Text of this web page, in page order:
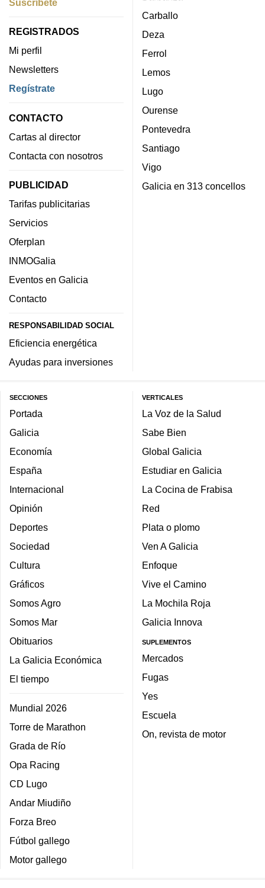
Suscríbete
REGISTRADOS
Mi perfil
Newsletters
Regístrate
CONTACTO
Cartas al director
Contacta con nosotros
PUBLICIDAD
Tarifas publicitarias
Servicios
Oferplan
INMOGalia
Eventos en Galicia
Contacto
RESPONSABILIDAD SOCIAL
Eficiencia energética
Ayudas para inversiones
Carballo
Deza
Ferrol
Lemos
Lugo
Ourense
Pontevedra
Santiago
Vigo
Galicia en 313 concellos
SECCIONES
Portada
Galicia
Economía
España
Internacional
Opinión
Deportes
Sociedad
Cultura
Gráficos
Somos Agro
Somos Mar
Obituarios
La Galicia Económica
El tiempo
Mundial 2026
Torre de Marathon
Grada de Río
Opa Racing
CD Lugo
Andar Miudiño
Forza Breo
Fútbol gallego
Motor gallego
VERTICALES
La Voz de la Salud
Sabe Bien
Global Galicia
Estudiar en Galicia
La Cocina de Frabisa
Red
Plata o plomo
Ven A Galicia
Enfoque
Vive el Camino
La Mochila Roja
Galicia Innova
SUPLEMENTOS
Mercados
Fugas
Yes
Escuela
On, revista de motor